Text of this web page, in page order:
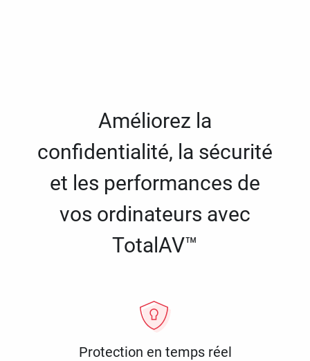
Améliorez la
confidentialité, la sécurité
et les performances de
vos ordinateurs avec
TotalAV™
Protection en temps réel